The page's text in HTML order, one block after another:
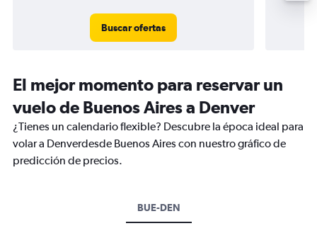
Buscar ofertas
El mejor momento para reservar un
vuelo de Buenos Aires a Denver
¿Tienes un calendario flexible? Descubre la época ideal para
volar a Denverdesde Buenos Aires con nuestro gráfico de
predicción de precios.
BUE-DEN